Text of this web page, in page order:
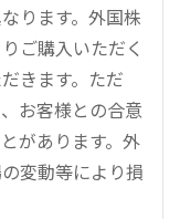
ります。外国株
ご購入いただく
きます。ただ
お客様との合意
があります。外
変動等により損